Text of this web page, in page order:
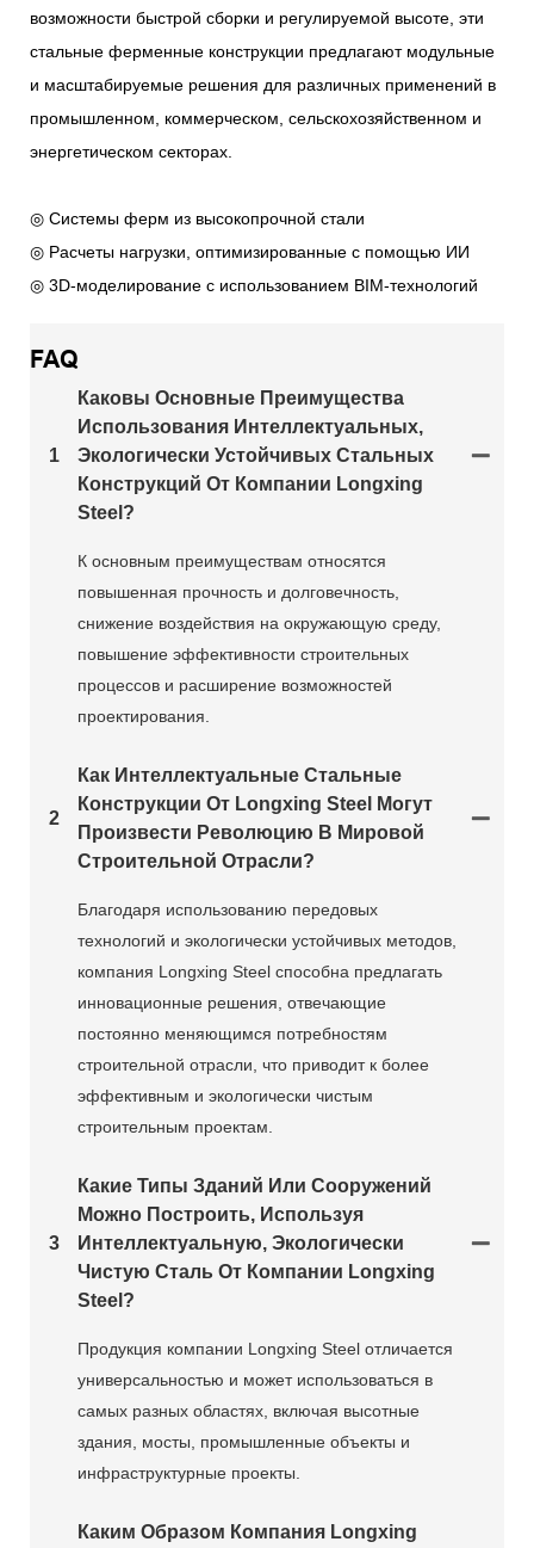
возможности быстрой сборки и регулируемой высоте, эти
стальные ферменные конструкции предлагают модульные
и масштабируемые решения для различных применений в
промышленном, коммерческом, сельскохозяйственном и
энергетическом секторах.
◎ Системы ферм из высокопрочной стали
◎ Расчеты нагрузки, оптимизированные с помощью ИИ
◎ 3D-моделирование с использованием BIM-технологий
FAQ
1
Каковы Основные Преимущества
Использования Интеллектуальных,
Экологически Устойчивых Стальных
Конструкций От Компании Longxing
Steel?
К основным преимуществам относятся
повышенная прочность и долговечность,
снижение воздействия на окружающую среду,
повышение эффективности строительных
процессов и расширение возможностей
проектирования.
2
Как Интеллектуальные Стальные
Конструкции От Longxing Steel Могут
Произвести Революцию В Мировой
Строительной Отрасли?
Благодаря использованию передовых
технологий и экологически устойчивых методов,
компания Longxing Steel способна предлагать
инновационные решения, отвечающие
постоянно меняющимся потребностям
строительной отрасли, что приводит к более
эффективным и экологически чистым
строительным проектам.
3
Какие Типы Зданий Или Сооружений
Можно Построить, Используя
Интеллектуальную, Экологически
Чистую Сталь От Компании Longxing
Steel?
Продукция компании Longxing Steel отличается
универсальностью и может использоваться в
самых разных областях, включая высотные
здания, мосты, промышленные объекты и
инфраструктурные проекты.
Каким Образом Компания Longxing